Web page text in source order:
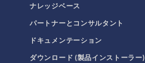
ナレッジベース
パートナーとコンサルタント
ドキュメンテーション
ダウンロード (製品インストーラー)